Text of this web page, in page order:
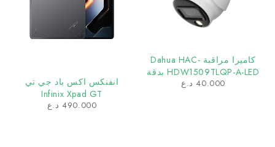
كاميرا مراقبة Dahua HAC-
HDW1509TLQP-A-LED بدقة
5 ميجابكسل سقفية Full Color
40.000 د.ع
انفنكس اكس باد جي تي
Infinix Xpad GT
490.000 د.ع